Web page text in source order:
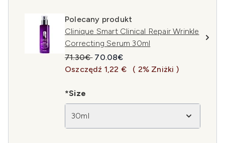
Polecany produkt
Clinique Smart Clinical Repair Wrinkle
Correcting Serum 30ml
Sugerowana cena detaliczna:
71.30€ Aktualna cena:
70.08€
Oszczędź 1,22 €
( 2% Zniżki )
*Size
30ml